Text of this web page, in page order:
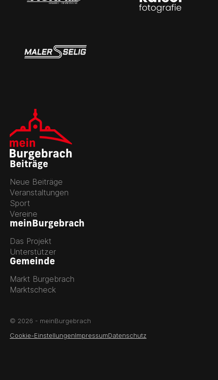
Beiträge
Neue Beiträge
Veranstaltungen
Sport
Vereine
meinBurgebrach
Das Projekt
Unterstützer
Gemeinde
Markt Burgebrach
Marktscheck
© 2026 - meinBurgebrach
Cookie-EinstellungenImpressumDatenschutz